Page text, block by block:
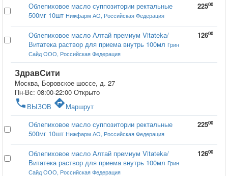
Облепиховое масло суппозитории ректальные
500мг 10шт Нижфарм АО, Российская Федерация
22500
Облепиховое масло Алтай премиум Vitateka/
Витатека раствор для приема внутрь 100мл Грин
Сайд ООО, Российская Федерация
12600
ЗдравСити
Москва, Боровское шоссе, д. 27
Пн-Вс: 08:00-22:00 Открыто
phone ВЫЗОВ directionsМаршрут
Облепиховое масло суппозитории ректальные
500мг 10шт Нижфарм АО, Российская Федерация
22500
Облепиховое масло Алтай премиум Vitateka/
Витатека раствор для приема внутрь 100мл Грин
Сайд ООО, Российская Федерация
12600